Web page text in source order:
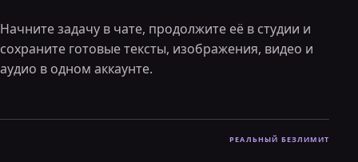
Начните задачу в чате, продолжите её в студии и
сохраните готовые тексты, изображения, видео и
аудио в одном аккаунте.